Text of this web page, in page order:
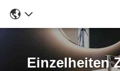
Einzelheiten